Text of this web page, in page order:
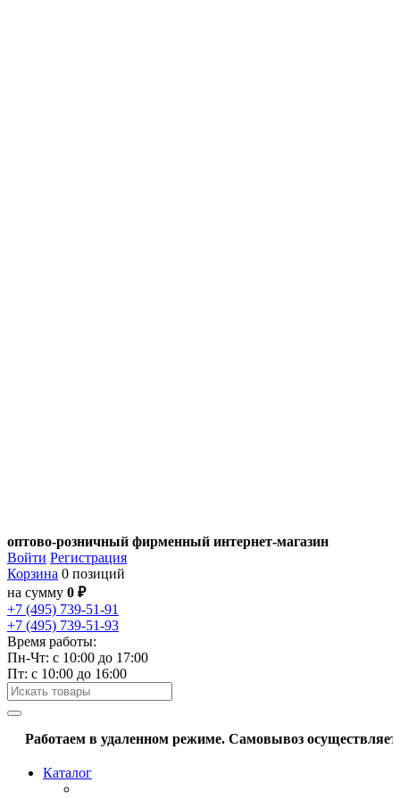
оптово-розничный фирменный интернет-магазин
Войти Регистрация
Корзина 0 позиций
на сумму 0 ₽
+7 (495) 739-51-91
+7 (495) 739-51-93
Время работы:
Пн-Чт: c 10:00 до 17:00
Пт: с 10:00 до 16:00
Работаем в удаленном режиме. Самовывоз
Каталог